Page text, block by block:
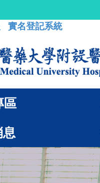
實名登記系統
區
息